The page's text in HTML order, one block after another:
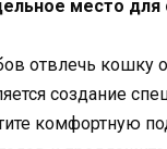
место для
отвлечь кошку
создание
комфортную